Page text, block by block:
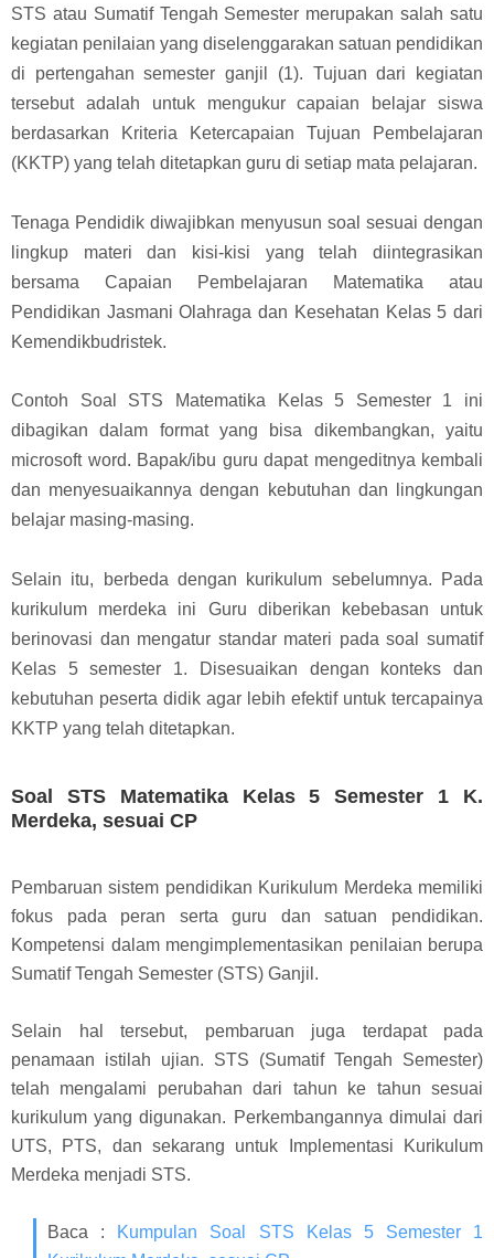
STS atau Sumatif Tengah Semester merupakan salah satu
kegiatan penilaian yang diselenggarakan satuan pendidikan
di pertengahan semester ganjil (1). Tujuan dari kegiatan
tersebut adalah untuk mengukur capaian belajar siswa
berdasarkan Kriteria Ketercapaian Tujuan Pembelajaran
(KKTP) yang telah ditetapkan guru di setiap mata pelajaran.
Tenaga Pendidik diwajibkan menyusun soal sesuai dengan
lingkup materi dan kisi-kisi yang telah diintegrasikan
bersama Capaian Pembelajaran Matematika atau
Pendidikan Jasmani Olahraga dan Kesehatan Kelas 5 dari
Kemendikbudristek.
Contoh Soal STS Matematika Kelas 5 Semester 1 ini
dibagikan dalam format yang bisa dikembangkan, yaitu
microsoft word. Bapak/ibu guru dapat mengeditnya kembali
dan menyesuaikannya dengan kebutuhan dan lingkungan
belajar masing-masing.
Selain itu, berbeda dengan kurikulum sebelumnya. Pada
kurikulum merdeka ini Guru diberikan kebebasan untuk
berinovasi dan mengatur standar materi pada soal sumatif
Kelas 5 semester 1. Disesuaikan dengan konteks dan
kebutuhan peserta didik agar lebih efektif untuk tercapainya
KKTP yang telah ditetapkan.
Soal STS Matematika Kelas 5 Semester 1 K.
Merdeka, sesuai CP
Pembaruan sistem pendidikan Kurikulum Merdeka memiliki
fokus pada peran serta guru dan satuan pendidikan.
Kompetensi dalam mengimplementasikan penilaian berupa
Sumatif Tengah Semester (STS) Ganjil.
Selain hal tersebut, pembaruan juga terdapat pada
penamaan istilah ujian. STS (Sumatif Tengah Semester)
telah mengalami perubahan dari tahun ke tahun sesuai
kurikulum yang digunakan. Perkembangannya dimulai dari
UTS, PTS, dan sekarang untuk Implementasi Kurikulum
Merdeka menjadi STS.
Baca :
Kumpulan Soal STS Kelas 5 Semester 1